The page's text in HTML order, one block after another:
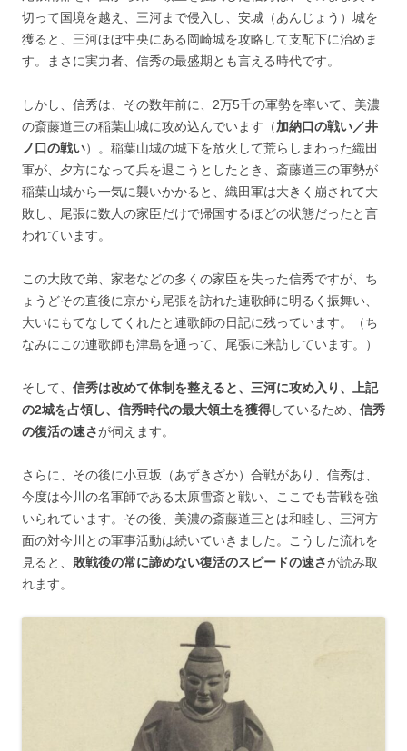
切って国境を越え、三河まで侵入し、安城（あんじょう）城を
獲ると、三河ほぼ中央にある岡崎城を攻略して支配下に治めま
す。まさに実力者、信秀の最盛期とも言える時代です。
しかし、信秀は、その数年前に、2万5千の軍勢を率いて、美濃
の斎藤道三の稲葉山城に攻め込んでいます（加納口の戦い／井
ノ口の戦い）。稲葉山城の城下を放火して荒らしまわった織田
軍が、夕方になって兵を退こうとしたとき、斎藤道三の軍勢が
稲葉山城から一気に襲いかかると、織田軍は大きく崩されて大
敗し、尾張に数人の家臣だけで帰国するほどの状態だったと言
われています。
この大敗で弟、家老などの多くの家臣を失った信秀ですが、ち
ょうどその直後に京から尾張を訪れた連歌師に明るく振舞い、
大いにもてなしてくれたと連歌師の日記に残っています。（ち
なみにこの連歌師も津島を通って、尾張に来訪しています。）
そして、 信秀は改めて体制を整えると、三河に攻め入り、上記
の2城を占領し、信秀時代の最大領土を獲得しているため、 信秀
の復活の速さが伺えます。
さらに、その後に小豆坂（あずきざか）合戦があり、信秀は、
今度は今川の名軍師である太原雪斎と戦い、ここでも苦戦を強
いられています。その後、美濃の斎藤道三とは和睦し、三河方
面の対今川との軍事活動は続いていきました。こうした流れを
見ると、 敗戦後の常に諦めない復活のスピードの速さが読み取
れます。